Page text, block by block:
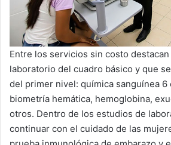
Entre los servicios sin costo
laboratorio del cuadro básico y que
del primer nivel: química sanguínea 6
biometría hemática, hemoglobina,
otros. Dentro de los estudios de
continuar con el cuidado de las